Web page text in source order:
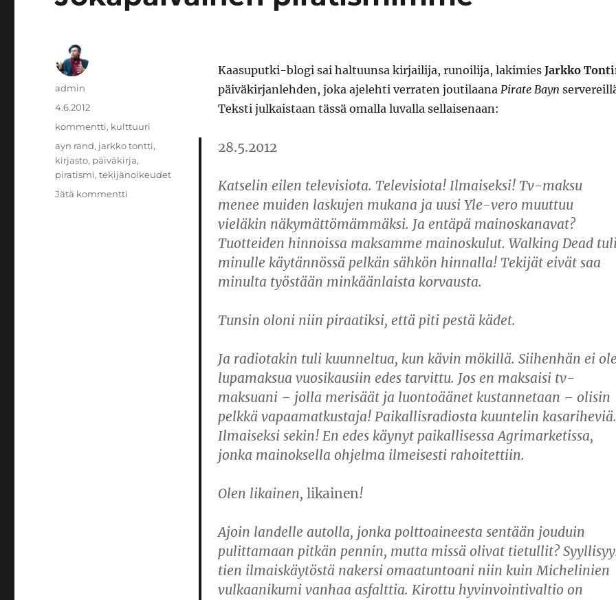
Kaasuputki-blogi sai haltuunsa kirjailija, runoilija, lakimies Jarkko
päiväkirjanlehden, joka ajelehti verraten joutilaana Pirate Bayn
Teksti julkaistaan tässä omalla luvalla sellaisenaan:
28.5.2012
Katselin eilen televisiota. Televisiota! Ilmaiseksi! Tv-maksu
menee muiden laskujen mukana ja uusi Yle-vero muuttuu
vieläkin näkymättömämmäksi. Ja entäpä mainoskanavat?
Tuotteiden hinnoissa maksamme mainoskulut. Walking Dead
minulle käytännössä pelkän sähkön hinnalla! Tekijät eivät saa
minulta työstään minkäänlaista korvausta.
Tunsin oloni niin piraatiksi, että piti pestä kädet.
Ja radiotakin tuli kuunneltua, kun kävin mökillä. Siihenhän ei
lupamaksua vuosikausiin edes tarvittu. Jos en maksaisi tv-
maksuani – jolla merisäät ja luontoäänet kustannetaan – olisin
pelkkä vapaamatkustaja! Paikallisradiosta kuuntelin kasariheviä.
Ilmaiseksi sekin! En edes käynyt paikallisessa Agrimarketissa,
jonka mainoksella ohjelma ilmeisesti rahoitettiin.
Olen likainen, likainen!
Ajoin landelle autolla, jonka polttoaineesta sentään jouduin
pulittamaan pitkän pennin, mutta missä olivat tietullit?
tien ilmaiskäytöstä nakersi omaatuntoani niin kuin Michelinien
vulkaanikumi vanhaa asfalttia. Kirottu hyvinvointivaltio on
Kirjoittaja
admin
Julkaistu
4.6.2012
Kategoriat
kommentti, kulttuuri
Avainsanat
ayn rand, jarkko tontti,
kirjasto, päiväkirja,
piratismi,tekijänoikeudet
Jätä kommentti